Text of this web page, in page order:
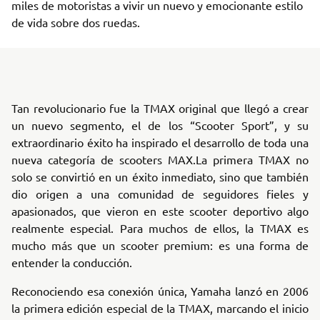
miles de motoristas a vivir un nuevo y emocionante estilo
de vida sobre dos ruedas.
Tan revolucionario fue la TMAX original que llegó a crear
un nuevo segmento, el de los “Scooter Sport”, y su
extraordinario éxito ha inspirado el desarrollo de toda una
nueva categoría de scooters MAX.La primera TMAX no
solo se convirtió en un éxito inmediato, sino que también
dio origen a una comunidad de seguidores fieles y
apasionados, que vieron en este scooter deportivo algo
realmente especial. Para muchos de ellos, la TMAX es
mucho más que un scooter premium: es una forma de
entender la conducción.
Reconociendo esa conexión única, Yamaha lanzó en 2006
la primera edición especial de la TMAX, marcando el inicio